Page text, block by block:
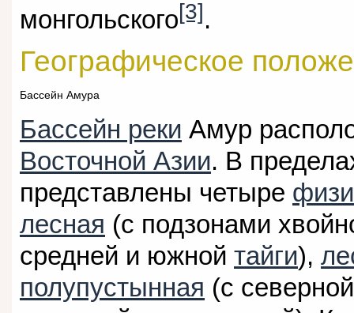
монгольского[3].
Географическое
Бассейн Амура
Бассейн реки Амур
Восточной Азии. В
представлены четыре
лесная (с подзонами
средней и южной тайги),
полупустынная (с